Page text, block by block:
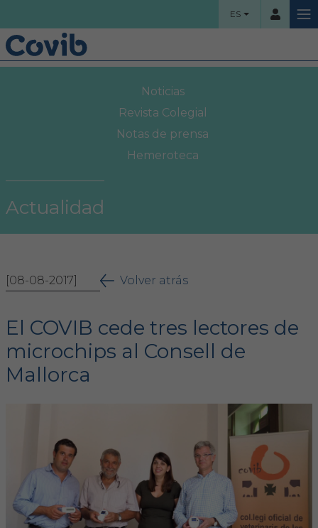
ES
HOME
Comisiones asesoras
Área Colegial
FORMACIÓN
Certificados de formaciones COVIB
ACTUALIDAD
Noticias
Revista Colegial
Notas de prensa
Hemeroteca
Actualidad
[08-08-2017] Volver atrás
El COVIB cede tres lectores de
microchips al Consell de
Mallorca